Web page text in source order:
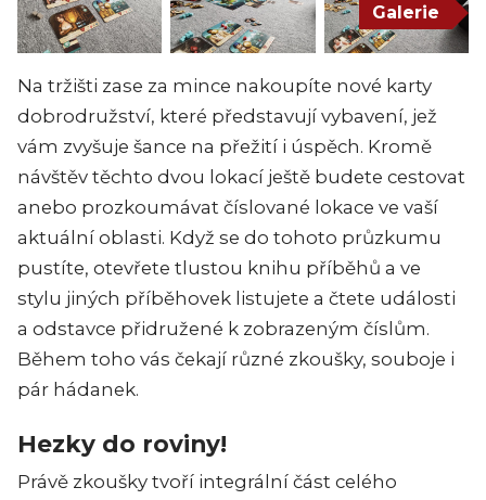
Galerie
Na tržišti zase za mince nakoupíte nové karty
dobrodružství, které představují vybavení, jež
vám zvyšuje šance na přežití i úspěch. Kromě
návštěv těchto dvou lokací ještě budete cestovat
anebo prozkoumávat číslované lokace ve vaší
aktuální oblasti. Když se do tohoto průzkumu
pustíte, otevřete tlustou knihu příběhů a ve
stylu jiných příběhovek listujete a čtete události
a odstavce přidružené k zobrazeným číslům.
Během toho vás čekají různé zkoušky, souboje i
pár hádanek.
Hezky do roviny!
Právě zkoušky tvoří integrální část celého